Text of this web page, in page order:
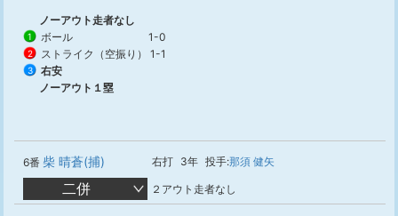
ノーアウト走者なし
1 ボール 1-0
2 ストライク（空振り） 1-1
3
右安
ノーアウト１塁
6番 柴 晴蒼(捕) 右打 3年 投手:那須 健矢
二併 ２アウト走者なし